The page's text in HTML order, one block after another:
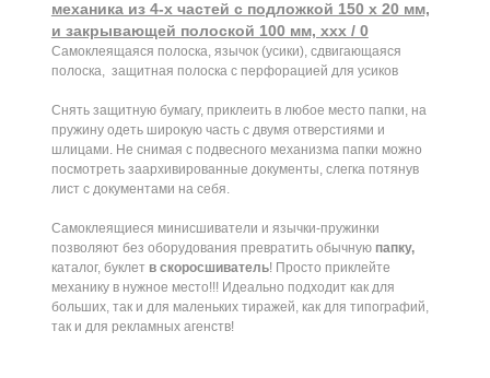
механика из 4-х частей с подложкой 150 х 20 мм,
и закрывающей полоской 100 мм, ххх / 0
Самоклеящаяся полоска, язычок (усики), сдвигающаяся
полоска, защитная полоска с перфорацией для усиков
Снять защитную бумагу, приклеить в любое место папки, на
пружину одеть широкую часть с двумя отверстиями и
шлицами. Не снимая с подвесного механизма папки можно
посмотреть заархивированные документы, слегка потянув
лист с документами на себя.
Самоклеящиеся минисшиватели и язычки-пружинки
позволяют без оборудования превратить обычную папку,
каталог, буклет в скоросшиватель! Просто приклейте
механику в нужное место!!! Идеально подходит как для
больших, так и для маленьких тиражей, как для типографий,
так и для рекламных агенств!